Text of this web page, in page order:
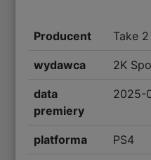
Producent Take
wydawca 2K
data
premiery
2025-
platforma PS4